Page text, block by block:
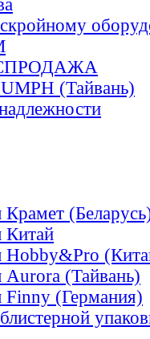
(Тайвань)
(Тайвань)
(Германия)